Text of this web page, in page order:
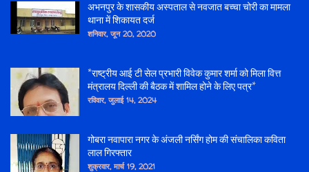
अभनपुर के शासकीय अस्पताल से नवजात बच्चा चोरी का मामला
थाना में शिकायत दर्ज
शनिवार, जून 20, 2020
*राष्ट्रीय आई टी सेल प्रभारी विवेक कुमार शर्मा को मिला वित्त
मंत्रालय दिल्ली की बैठक में शामिल होने के लिए पत्र*
रविवार, जुलाई 14, 2024
गोबरा नवापारा नगर के अंजली नर्सिंग होम की संचालिका कविता
लाल गिरफ्तार
शुक्रवार, मार्च 19, 2021